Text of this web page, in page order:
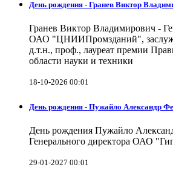
День рождения - Гранев Виктор
Гранев Виктор Владимирович -
ОАО "ЦНИИПромзданий",
д.т.н., проф., лауреат премии
области науки и техники
18-10-2026 00:01
День рождения - Пужайло Александр
День рождения Пужайло
Генерального директора ОАО
29-01-2027 00:01